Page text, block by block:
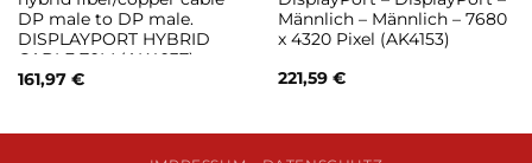
DP male to DP male.
DISPLAYPORT HYBRID
CABLE 70M (AK4037)
161,97 €
Männlich – Männlich – 7680
x 4320 Pixel (AK4153)
221,59 €